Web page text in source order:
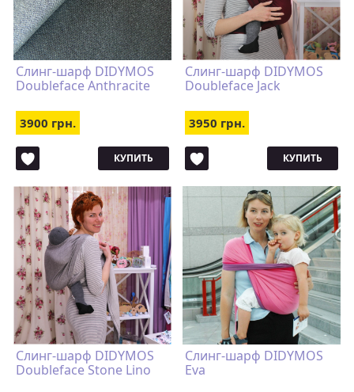
Слинг-шарф DIDYMOS
Doubleface Anthracite
3900 грн.
КУПИТЬ
Слинг-шарф DIDYMOS
Doubleface Jack
3950 грн.
КУПИТЬ
Слинг-шарф DIDYMOS
Doubleface Stone Lino
Слинг-шарф DIDYMOS
Eva